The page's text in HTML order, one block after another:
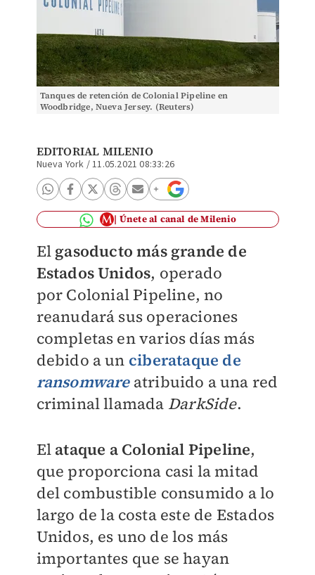
Tanques de retención de Colonial Pipeline en
Woodbridge, Nueva Jersey. (Reuters)
EDITORIAL MILENIO
Nueva York /11.05.2021 08:33:26
Únete al canal de Milenio
Elgasoducto más grande de
Estados Unidos, operado
por Colonial Pipeline,no
reanudará sus operaciones
completas en varios días más
debido a un ciberataque de
ransomwareatribuido a una red
criminal llamada DarkSide.
El ataque a Colonial Pipeline,
que proporciona casi la mitad
del combustible consumido a lo
largo de la costa este de Estados
Unidos, es uno de los más
importantes que se hayan